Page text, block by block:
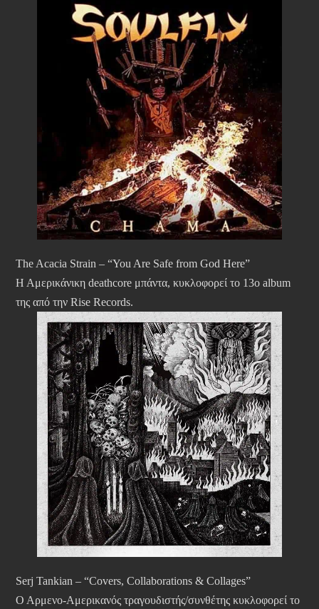
The Acacia Strain – “You Are Safe from God Here”
Η Αμερικάνικη deathcore μπάντα, κυκλοφορεί το 13ο album
της από την Rise Records.
Serj Tankian – “Covers, Collaborations & Collages”
Ο Αρμενο-Αμερικανός τραγουδιστής/συνθέτης κυκλοφορεί το